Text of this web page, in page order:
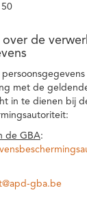
de
met de
in te dienen bij
de GBA:
gba.be